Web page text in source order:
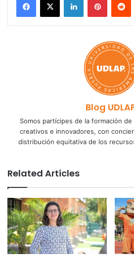
Blog
Somos partícipes de la formación
creativos e innovadores, con
distribución equitativa de los
Related Articles